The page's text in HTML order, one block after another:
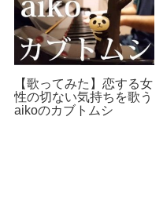
【歌ってみた】恋する女
性の切ない気持ちを歌う
aikoのカブトムシ